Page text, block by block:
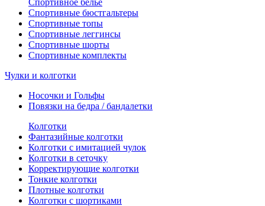
Спортивное белье
Спортивные бюстгальтеры
Спортивные топы
Спортивные леггинсы
Спортивные шорты
Спортивные комплекты
Чулки и колготки
Носочки и Гольфы
Повязки на бедра / бандалетки
Колготки
Фантазийные колготки
Колготки с имитацией чулок
Колготки в сеточку
Корректирующие колготки
Тонкие колготки
Плотные колготки
Колготки с шортиками